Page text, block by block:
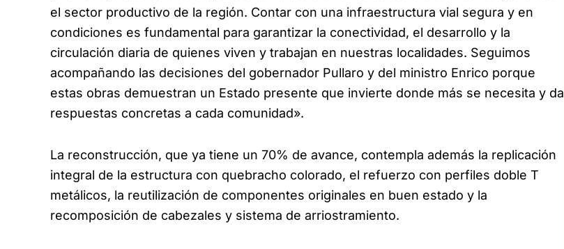
el sector productivo de la región. Contar con una infraestructura vial segura y en
condiciones es fundamental para garantizar la conectividad, el desarrollo y la
circulación diaria de quienes viven y trabajan en nuestras localidades. Seguimos
acompañando las decisiones del gobernador Pullaro y del ministro Enrico porque
estas obras demuestran un Estado presente que invierte donde más se necesita y da
respuestas concretas a cada comunidad».
La reconstrucción, que ya tiene un 70% de avance, contempla además la replicación
integral de la estructura con quebracho colorado, el refuerzo con perfiles doble T
metálicos, la reutilización de componentes originales en buen estado y la
recomposición de cabezales y sistema de arriostramiento.